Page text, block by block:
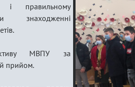
і правильному
знаходженні
МВПУ за
прийом.